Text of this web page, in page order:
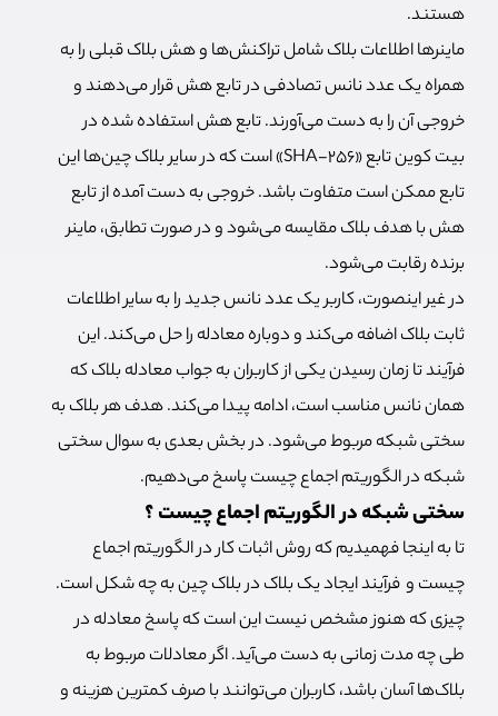
هستند.
ماینرها اطلاعات بلاک شامل تراکنش‌ها و هش بلاک قبلی را به
همراه یک عدد نانس تصادفی در تابع هش قرار می‌دهند و
خروجی آن را به دست می‌آورند. تابع هش استفاده شده در
بیت کوین تابع «SHA-256» است که در سایر بلاک چین‌ها این
تابع ممکن است متفاوت باشد. خروجی به دست آمده از تابع
هش با هدف بلاک مقایسه می‌شود و در صورت تطابق، ماینر
برنده رقابت می‌شود.
در غیر اینصورت، کاربر یک عدد نانس جدید را به سایر اطلاعات
ثابت بلاک اضافه می‌کند و دوباره معادله را حل می‌کند. این
فرآیند تا زمان رسیدن یکی از کاربران به جواب معادله بلاک که
همان نانس مناسب است، ادامه پیدا می‌کند. هدف هر بلاک به
سختی شبکه مربوط می‌شود. در بخش بعدی به سوال سختی
شبکه در الگوریتم اجماع چیست پاسخ می‌دهیم.
سختی شبکه در الگوریتم اجماع چیست ؟
تا به اینجا فهمیدیم که روش اثبات کار در الگوریتم اجماع
چیست و فرآیند ایجاد یک بلاک در بلاک چین به چه شکل است.
چیزی که هنوز مشخص نیست این است که پاسخ معادله در
طی چه مدت زمانی به دست می‌آید. اگر معادلات مربوط به
بلاک‌ها آسان باشد، کاربران می‌توانند با صرف کمترین هزینه و